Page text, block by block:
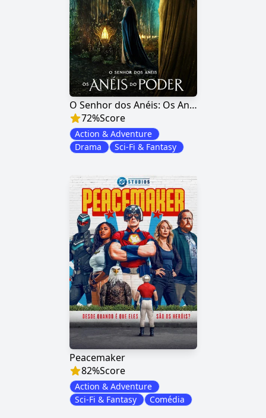
O Senhor dos Anéis: Os Anéis do Poder
72%Score
Action & Adventure
Drama
Sci-Fi & Fantasy
Peacemaker
82%Score
Action & Adventure
Sci-Fi & Fantasy
Comédia